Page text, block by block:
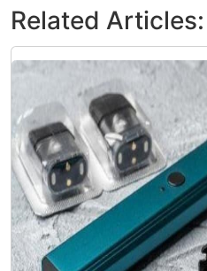
Related Articles: